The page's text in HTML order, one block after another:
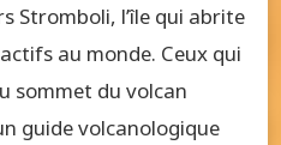
Stromboli, l’île qui abrite
au monde. Ceux qui
sommet du volcan
guide volcanologique